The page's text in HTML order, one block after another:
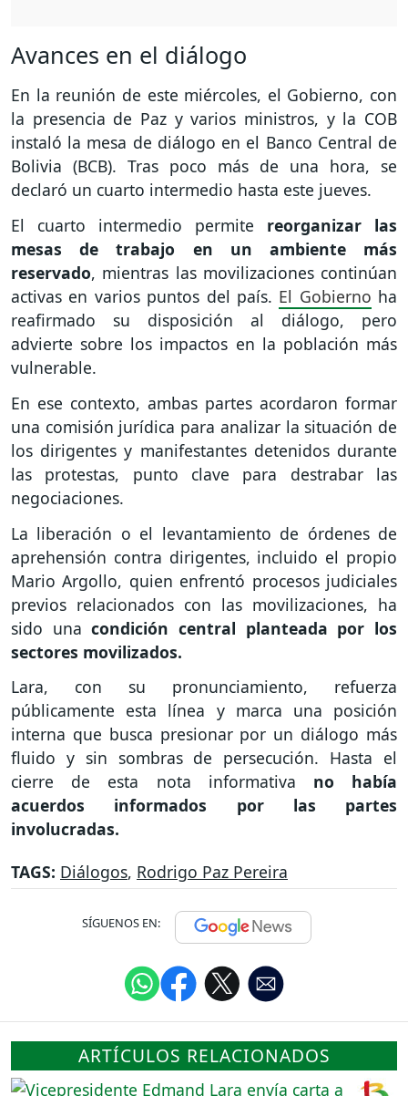
Avances en el diálogo
En la reunión de este miércoles, el Gobierno, con
la presencia de Paz y varios ministros, y la COB
instaló la mesa de diálogo en el Banco Central de
Bolivia (BCB). Tras poco más de una hora, se
declaró un cuarto intermedio hasta este jueves.
El cuarto intermedio permite reorganizar las
mesas de trabajo en un ambiente más
reservado, mientras las movilizaciones continúan
activas en varios puntos del país. El Gobierno ha
reafirmado su disposición al diálogo, pero
advierte sobre los impactos en la población más
vulnerable.
En ese contexto, ambas partes acordaron formar
una comisión jurídica para analizar la situación de
los dirigentes y manifestantes detenidos durante
las protestas, punto clave para destrabar las
negociaciones.
La liberación o el levantamiento de órdenes de
aprehensión contra dirigentes, incluido el propio
Mario Argollo, quien enfrentó procesos judiciales
previos relacionados con las movilizaciones, ha
sido unacondición central planteada por los
sectores movilizados.
Lara, con su pronunciamiento, refuerza
públicamente esta línea y marca una posición
interna que busca presionar por un diálogo más
fluido y sin sombras de persecución. Hasta el
cierre de esta nota informativa no había
acuerdos informados por las partes
involucradas.
TAGS: Diálogos, Rodrigo Paz Pereira
SÍGUENOS EN:
ARTÍCULOS RELACIONADOS